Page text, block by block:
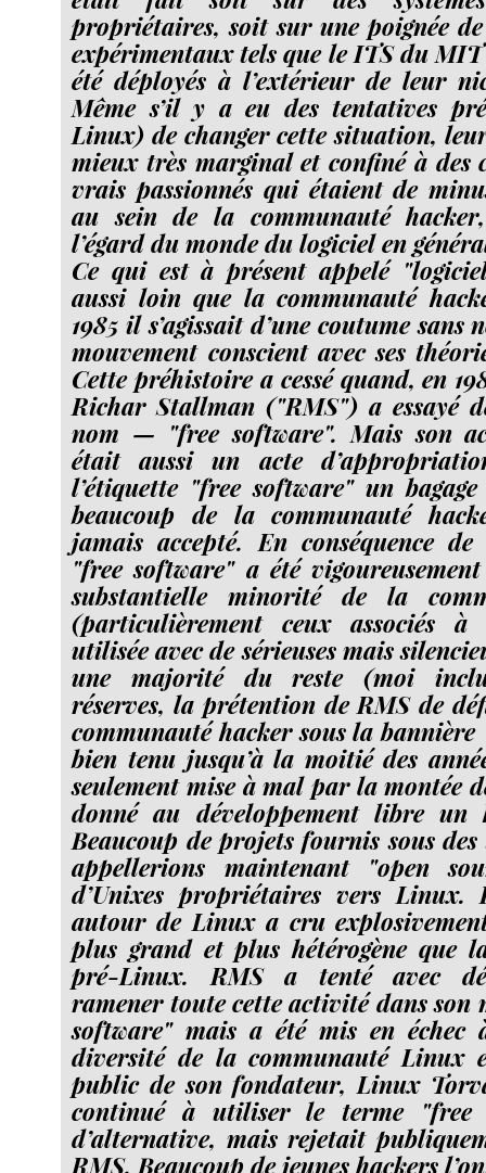
propriétaires, soit sur une poignée
expérimentaux tels que le ITS du
été déployés à l’extérieur de leur
Même s’il y a eu des tentatives
Linux) de changer cette situation,
mieux très marginal et confiné à des
vrais passionnés qui étaient de
au sein de la communauté
l’égard du monde du logiciel en
Ce qui est à présent appelé
aussi loin que la communauté
1985 il s’agissait d’une coutume sans
mouvement conscient avec ses
Cette préhistoire a cessé quand, en
Richar Stallman ("RMS") a essayé
nom — "free software". Mais son
était aussi un acte
l’étiquette "free software" un
beaucoup de la communauté
jamais accepté. En conséquence
"free software" a été
substantielle minorité de la
(particulièrement ceux associés
utilisée avec de sérieuses mais
une majorité du reste (moi
réserves, la prétention de RMS de
communauté hacker sous la
bien tenu jusqu’à la moitié des
seulement mise à mal par la montée
donné au développement libre un
Beaucoup de projets fournis sous des
appellerions maintenant "open
d’Unixes propriétaires vers Linux.
autour de Linux a cru
plus grand et plus hétérogène que
pré-Linux. RMS a tenté avec
ramener toute cette activité dans son
software" mais a été mis en
diversité de la communauté Linux
public de son fondateur, Linux
continué à utiliser le terme "free
d’alternative, mais rejetait
RMS. Beaucoup de jeunes hackers